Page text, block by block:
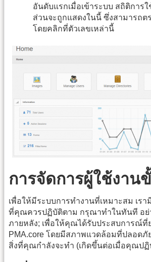
อันดับแรกเมื่อเข้าระบบ สถิติการ
ส่วนจะถูกแสดงในนี้ ซึ่งสามารถต
โดยคลิกที่ตัวเลขเหล่านี้
การจัดการผู้ใช้งาน
เพื่อให้มีระบบการทำงานที่เหมาะสม เร
ที่คุณควรปฏิบัติตาม กรุณาทำในทันที อย่
ภายหลัง; เพื่อให้คุณได้รับประสบการณ์ที่
PMA.core โดยมีสภาพแวดล้อมที่ปลอดภั
สิ่งที่คุณกำลังจะทำ (เกิดขึ้นต่อเมื่อคุณป